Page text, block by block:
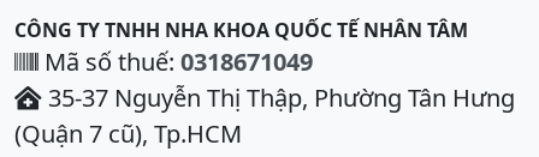
CÔNG TY TNHH NHA KHOA QUỐC TẾ NHÂN TÂM
Mã số thuế: 0318671049
35-37 Nguyễn Thị Thập, Phường Tân Hưng
(Quận 7 cũ), Tp.HCM